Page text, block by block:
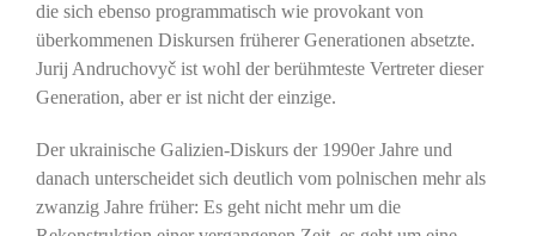
die sich ebenso programmatisch wie provokant von
überkommenen Diskursen früherer Generationen absetzte.
Jurij Andruchovyč ist wohl der berühmteste Vertreter dieser
Generation, aber er ist nicht der einzige.
Der ukrainische Galizien-Diskurs der 1990er Jahre und
danach unterscheidet sich deutlich vom polnischen mehr als
zwanzig Jahre früher: Es geht nicht mehr um die